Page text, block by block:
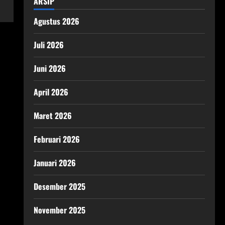
Agustus 2026
Juli 2026
Juni 2026
April 2026
Maret 2026
Februari 2026
Januari 2026
Desember 2025
November 2025